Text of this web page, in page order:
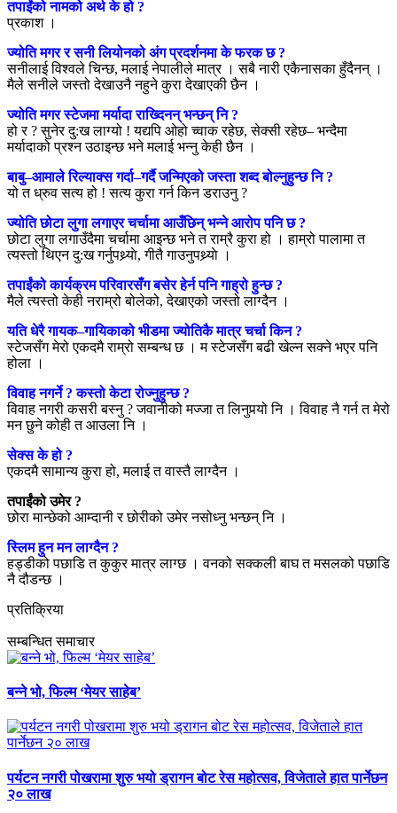
तपाईंको नामको अर्थ के हो ?
प्रकाश ।
ज्योति मगर र सनी लियोनको अंग प्रदर्शनमा के फरक छ ?
सनीलाई विश्वले चिन्छ, मलाई नेपालीले मात्र । सबै नारी एकैनासका हुँदैनन् ।
मैले सनीले जस्तो देखाउनै नहुने कुरा देखाएकी छैन ।
ज्योति मगर स्टेजमा मर्यादा राख्दिनन् भन्छन् नि ?
हो र ? सुनेर दु:ख लाग्यो ! यद्यपि ओहो च्वाक रहेछ, सेक्सी रहेछ– भन्दैमा
मर्यादाको प्रश्न उठाइन्छ भने मलाई भन्नु केही छैन ।
बाबु–आमाले रिल्याक्स गर्दा–गर्दै जन्मिएको जस्ता शब्द बोल्नुहुन्छ नि ?
यो त ध्रुव सत्य हो ! सत्य कुरा गर्न किन डराउनु ?
ज्योति छोटा लुगा लगाएर चर्चामा आउँछिन् भन्ने आरोप पनि छ ?
छोटा लुगा लगाउँदैमा चर्चामा आइन्छ भने त राम्रै कुरा हो । हाम्रो पालामा त
त्यस्तो थिएन दु:ख गर्नुपथ्र्याे, गीतै गाउनुपथ्र्याे ।
तपाईंको कार्यक्रम परिवारसँग बसेर हेर्न पनि गाह्रो हुन्छ ?
मैले त्यस्तो केही नराम्रो बोलेको, देखाएको जस्तो लाग्दैन ।
यति धेरै गायक–गायिकाको भीडमा ज्योतिकै मात्र चर्चा किन ?
स्टेजसँग मेरो एकदमै राम्रो सम्बन्ध छ । म स्टेजसँग बढी खेल्न सक्ने भएर पनि
होला ।
विवाह नगर्ने ? कस्तो केटा रोज्नुहुन्छ ?
विवाह नगरी कसरी बस्नु ? जवानीको मज्जा त लिनुपर्‍यो नि । विवाह नै गर्न त मेरो
मन छुने कोही त आउला नि ।
सेक्स के हो ?
एकदमै सामान्य कुरा हो, मलाई त वास्तै लाग्दैन ।
तपाईंको उमेर ?
छोरा मान्छेको आम्दानी र छोरीको उमेर नसोध्नु भन्छन् नि ।
स्लिम हुन मन लाग्दैन ?
हड्डीको पछाडि त कुकुर मात्र लाग्छ । वनको सक्कली बाघ त मसलको पछाडि
नै दौडन्छ ।
प्रतिक्रिया
सम्बन्धित समाचार
बन्ने भो, फिल्म ‘मेयर साहेब’
पर्यटन नगरी पोखरामा शुरु भयो ड्रागन बोट रेस महोत्सव, विजेताले हात पार्नेछन
२० लाख